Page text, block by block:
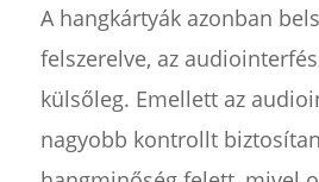
A hangkártyák azonban
felszerelve, az
külsőleg. Emellett az
nagyobb kontrollt